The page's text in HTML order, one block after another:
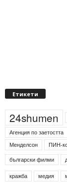
Етикети
24shumen
Агенция по заетостта
Менделсон
ПИН-
български филми
кражба медия